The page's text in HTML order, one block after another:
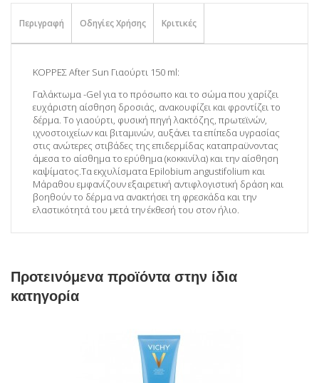
Περιγραφή Οδηγίες Χρήσης Κριτικές
ΚΟΡΡΕΣ After Sun Γιαούρτι 150 ml:
Γαλάκτωμα -Gel για το πρόσωπο και το σώμα που χαρίζει
ευχάριστη αίσθηση δροσιάς, ανακουφίζει και φροντίζει το
δέρμα. Το γιαούρτι, φυσική πηγή λακτόζης, πρωτεϊνών,
ιχνοστοιχείων και βιταμινών, αυξάνει τα επίπεδα υγρασίας
στις ανώτερες στιβάδες της επιδερμίδας καταπραϋνοντας
άμεσα το αίσθημα το ερύθημα (κοκκινίλα) και την αίσθηση
καψίματος.Τα εκχυλίσματα Epilobium angustifolium και
Μάραθου εμφανίζουν εξαιρετική αντιφλογιστική δράση και
βοηθούν το δέρμα να ανακτήσει τη φρεσκάδα και την
ελαστικότητά του μετά την έκθεσή του στον ήλιο.
Προτεινόμενα προϊόντα στην ίδια
κατηγορία